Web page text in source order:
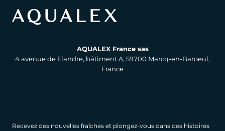
AQUALEX France sas
4 avenue de Flandre, bâtiment A, 59700 Marcq-en-Baroeul,
France
Recevez des nouvelles fraîches et plongez-vous dans des histoires